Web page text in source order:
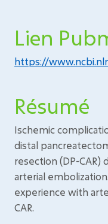
Lien
https://
Résumé
Ischemic
distal
resection (DP-
arterial
experience with
CAR.